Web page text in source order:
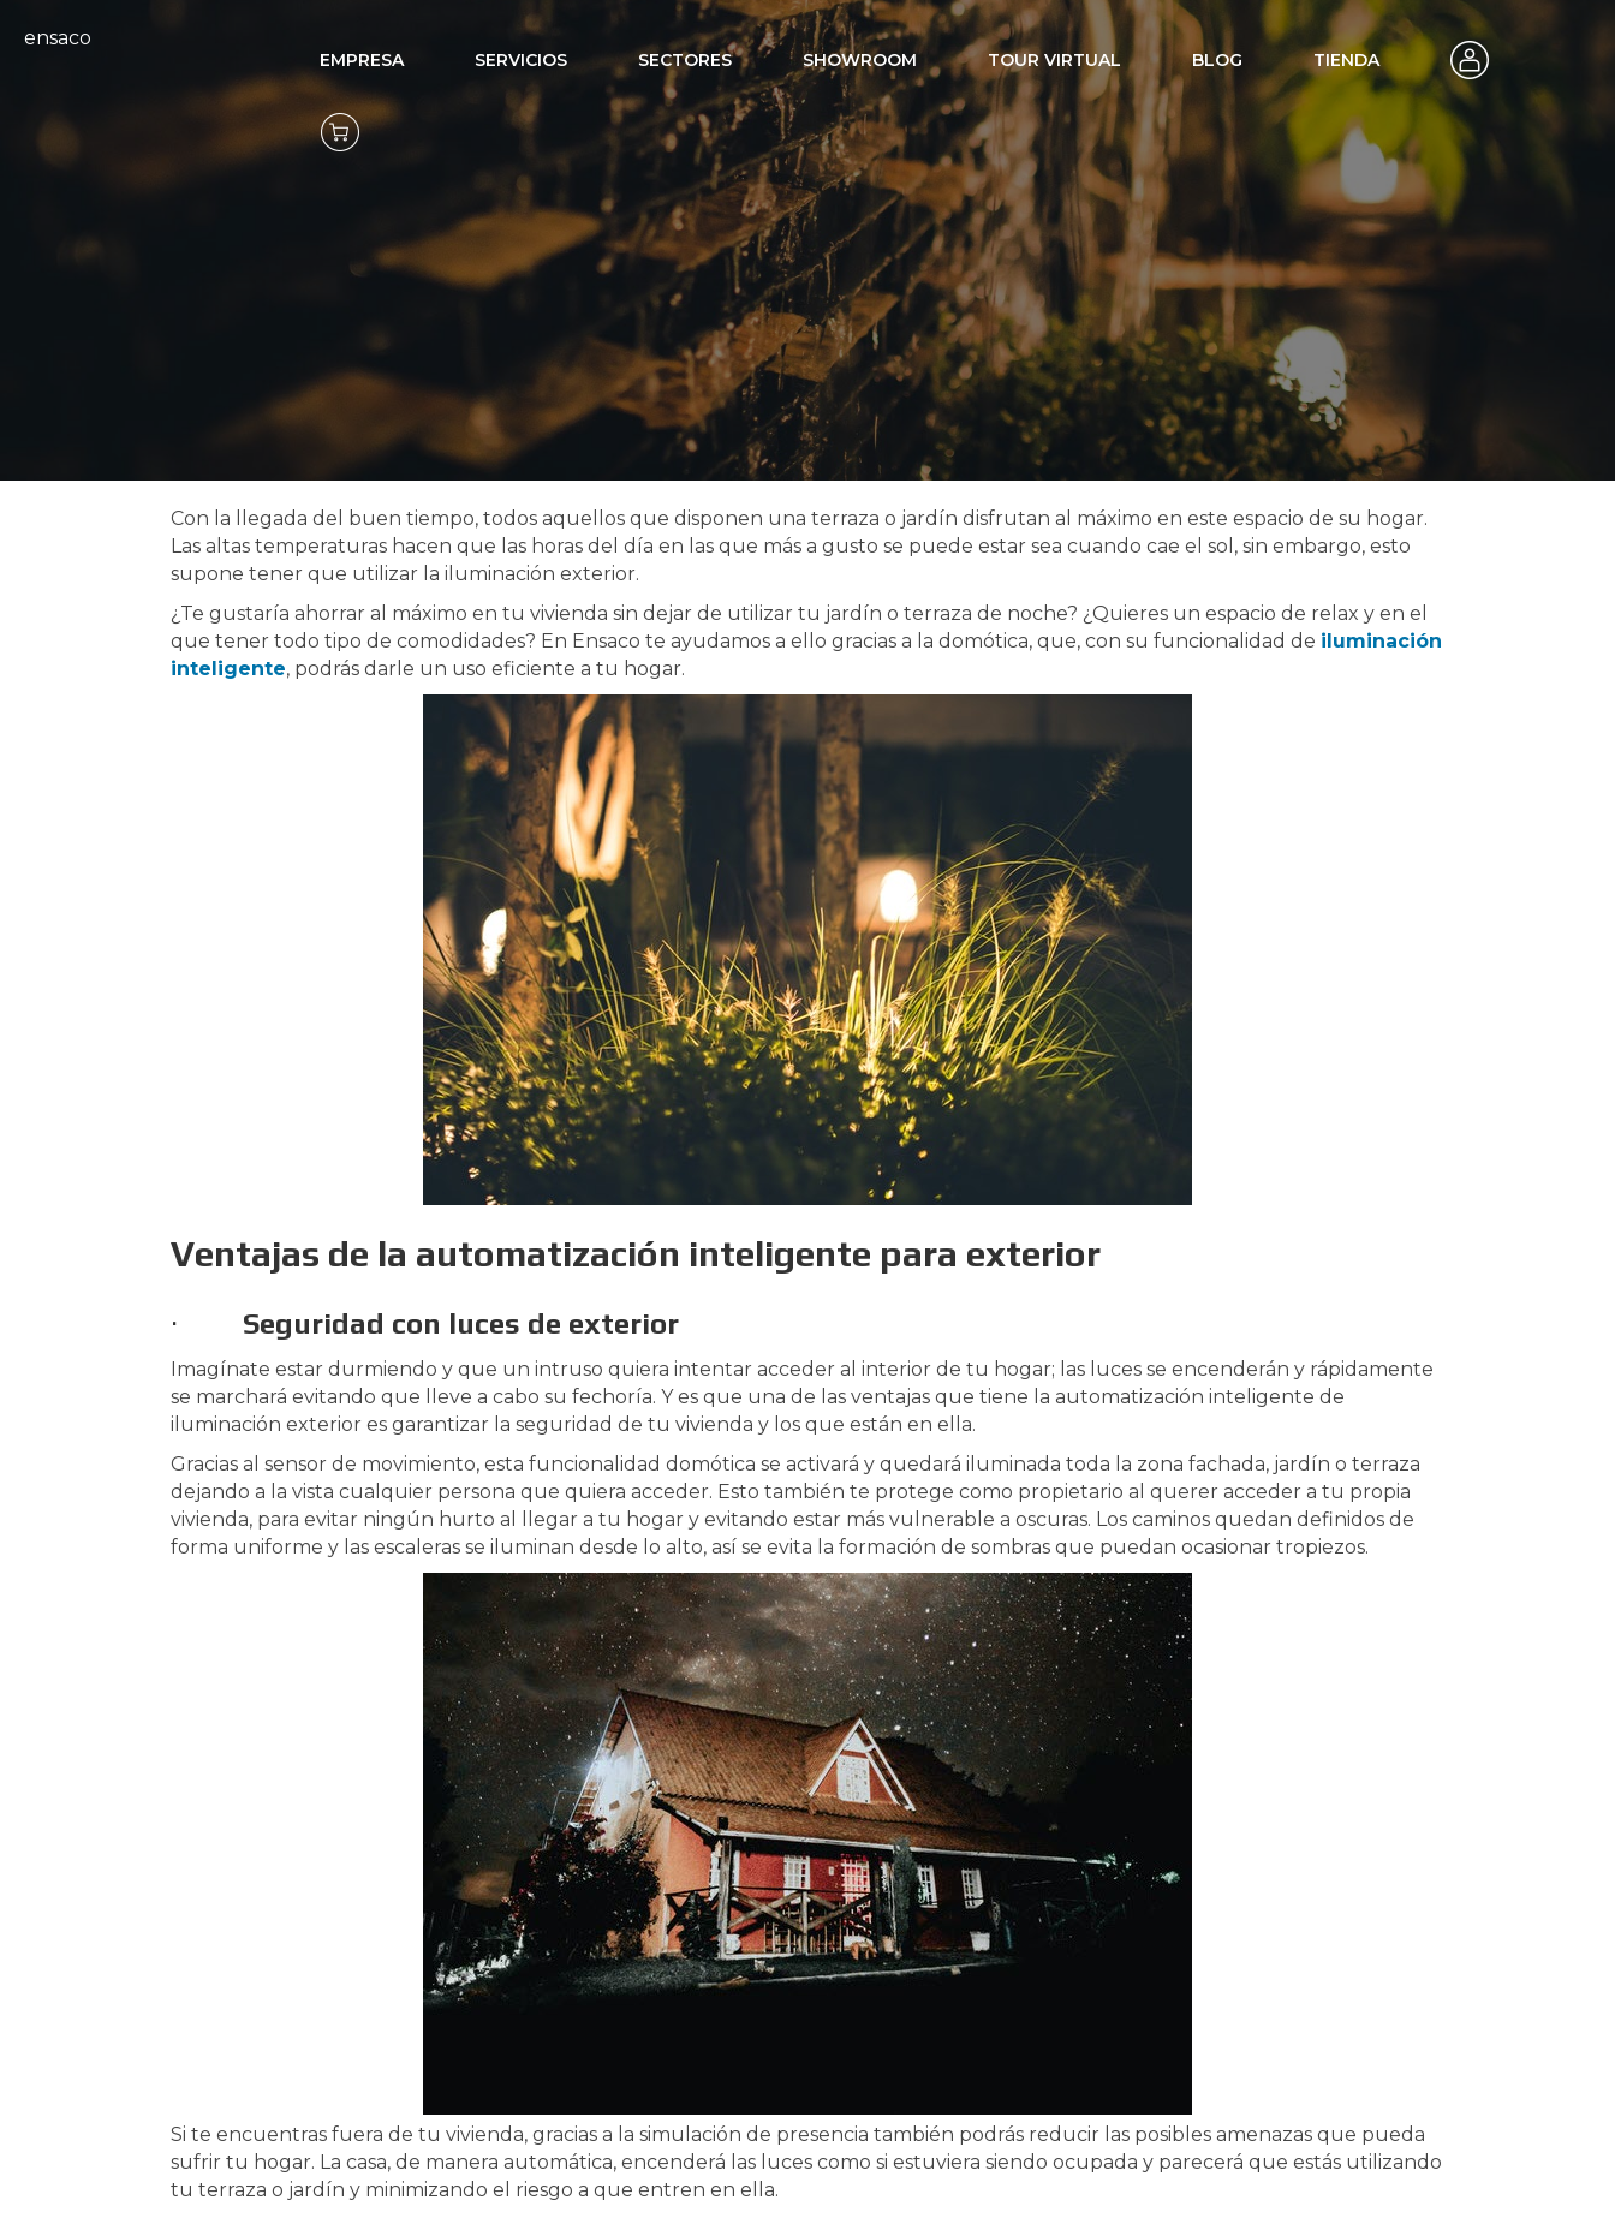
ensaco
EMPRESA SERVICIOS SECTORES SHOWROOM TOUR VIRTUAL BLOG TIENDA
Iluminación exterior inteligente
Con la llegada del buen tiempo, todos aquellos que disponen una terraza o jardín disfrutan al máximo en este espacio de su hogar.
Las altas temperaturas hacen que las horas del día en las que más a gusto se puede estar sea cuando cae el sol, sin embargo, esto
supone tener que utilizar la iluminación exterior.
¿Te gustaría ahorrar al máximo en tu vivienda sin dejar de utilizar tu jardín o terraza de noche? ¿Quieres un espacio de relax y en el
que tener todo tipo de comodidades? En Ensaco te ayudamos a ello gracias a la domótica, que, con su funcionalidad de iluminación
inteligente, podrás darle un uso eficiente a tu hogar.
Ventajas de la automatización inteligente para exterior
· Seguridad con luces de exterior
Imagínate estar durmiendo y que un intruso quiera intentar acceder al interior de tu hogar; las luces se encenderán y rápidamente
se marchará evitando que lleve a cabo su fechoría. Y es que una de las ventajas que tiene la automatización inteligente de
iluminación exterior es garantizar la seguridad de tu vivienda y los que están en ella.
Gracias al sensor de movimiento, esta funcionalidad domótica se activará y quedará iluminada toda la zona fachada, jardín o terraza
dejando a la vista cualquier persona que quiera acceder. Esto también te protege como propietario al querer acceder a tu propia
vivienda, para evitar ningún hurto al llegar a tu hogar y evitando estar más vulnerable a oscuras. Los caminos quedan definidos de
forma uniforme y las escaleras se iluminan desde lo alto, así se evita la formación de sombras que puedan ocasionar tropiezos.
Si te encuentras fuera de tu vivienda, gracias a la simulación de presencia también podrás reducir las posibles amenazas que pueda
sufrir tu hogar. La casa, de manera automática, encenderá las luces como si estuviera siendo ocupada y parecerá que estás utilizando
tu terraza o jardín y minimizando el riesgo a que entren en ella.